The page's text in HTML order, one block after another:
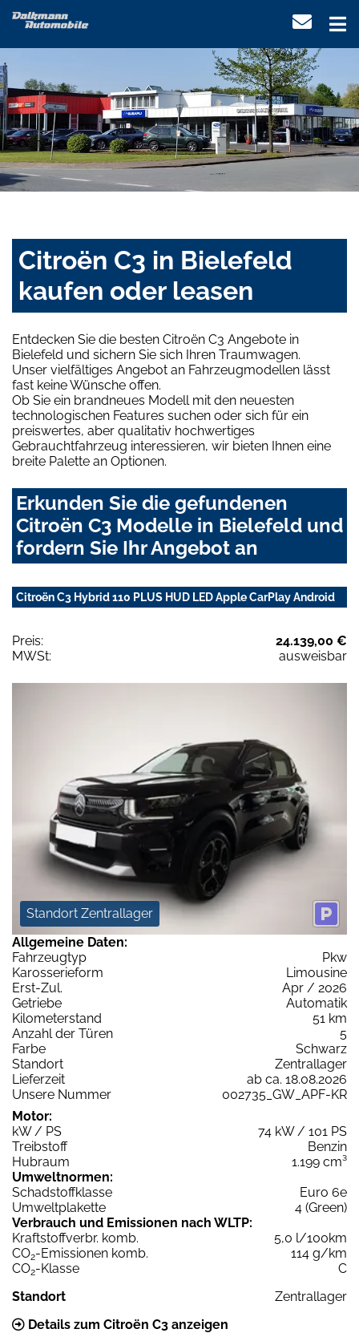
Citroën C3 in Bielefeld
kaufen oder leasen
Entdecken Sie die besten Citroën C3 Angebote in
Bielefeld und sichern Sie sich Ihren Traumwagen.
Unser vielfältiges Angebot an Fahrzeugmodellen lässt
fast keine Wünsche offen.
Ob Sie ein brandneues Modell mit den neuesten
technologischen Features suchen oder sich für ein
preiswertes, aber qualitativ hochwertiges
Gebrauchtfahrzeug interessieren, wir bieten Ihnen eine
breite Palette an Optionen.
Erkunden Sie die gefundenen
Citroën C3 Modelle in Bielefeld und
fordern Sie Ihr Angebot an
Citroën C3 Hybrid 110 PLUS HUD LED Apple CarPlay Android
Preis:
24.139,00 €
MWSt:
ausweisbar
Standort Zentrallager
Allgemeine Daten:
Fahrzeugtyp
Pkw
Karosserieform
Limousine
Erst-Zul.
Apr / 2026
Getriebe
Automatik
Kilometerstand
51 km
Anzahl der Türen
5
Farbe
Schwarz
Standort
Zentrallager
Lieferzeit
ab ca. 18.08.2026
Unsere Nummer
002735_GW_APF-KR
Motor:
kW / PS
74 kW / 101 PS
Treibstoff
Benzin
Hubraum
1.199 cm³
Umweltnormen:
Schadstoffklasse
Euro 6e
Umweltplakette
4 (Green)
Verbrauch und Emissionen nach WLTP:
Kraftstoffverbr. komb.
5,0 l/100km
CO2-Emissionen komb.
114 g/km
CO2-Klasse
C
Standort
Zentrallager
Details zum Citroën C3 anzeigen